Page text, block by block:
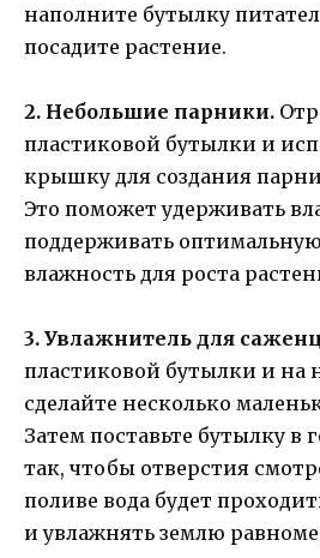
наполните бутылку
посадите растение.
2. Небольшие парники.
пластиковой бутылки и
крышку для создания
Это поможет удерживать
поддерживать
влажность для роста
3. Увлажнитель для
пластиковой бутылки и на
сделайте несколько
Затем поставьте бутылку в
так, чтобы отверстия
поливе вода будет
и увлажнять землю